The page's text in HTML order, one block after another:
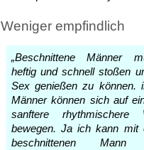
Weniger empfindlich
„Beschnittene Männer
heftig und schnell stoßen
Sex genießen zu können.
Männer können sich auf
sanftere rhythmischere
bewegen. Ja ich kann mit
beschnittenen Mann